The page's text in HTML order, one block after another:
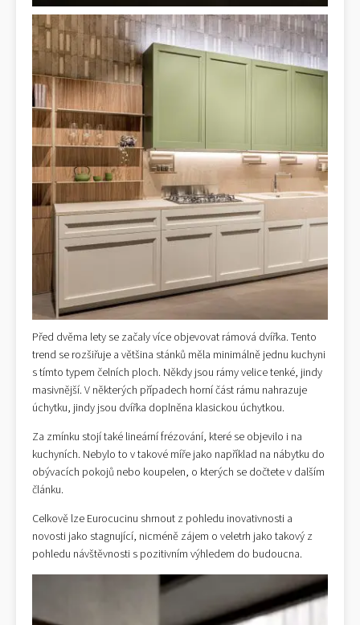
Před dvěma lety se začaly více objevovat rámová dvířka. Tento
trend se rozšiřuje a většina stánků měla minimálně jednu kuchyni
s tímto typem čelních ploch. Někdy jsou rámy velice tenké, jindy
masivnější. V některých případech horní část rámu nahrazuje
úchytku, jindy jsou dvířka doplněna klasickou úchytkou.
Za zmínku stojí také lineární frézování, které se objevilo i na
kuchyních. Nebylo to v takové míře jako například na nábytku do
obývacích pokojů nebo koupelen, o kterých se dočtete v dalším
článku.
Celkově lze Eurocucinu shrnout z pohledu inovativnosti a
novosti jako stagnující, nicméně zájem o veletrh jako takový z
pohledu návštěvnosti s pozitivním výhledem do budoucna.